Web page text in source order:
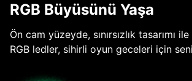
RGB Büyüsünü Yaşa
Ön cam yüzeyde, sınırsızlık tasarımı
RGB ledler, sihirli oyun geceleri için